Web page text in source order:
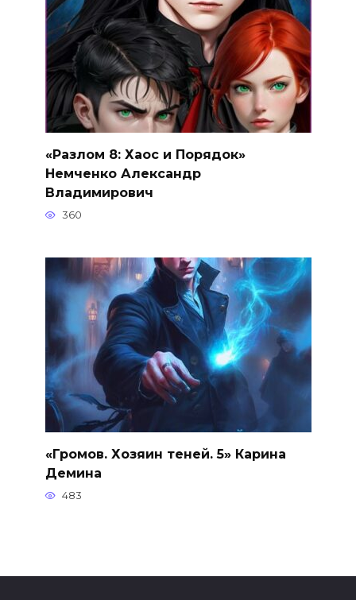
«Разлом 8: Хаос и Порядок»
Немченко Александр
Владимирович
360
«Громов. Хозяин теней. 5» Карина
Демина
483